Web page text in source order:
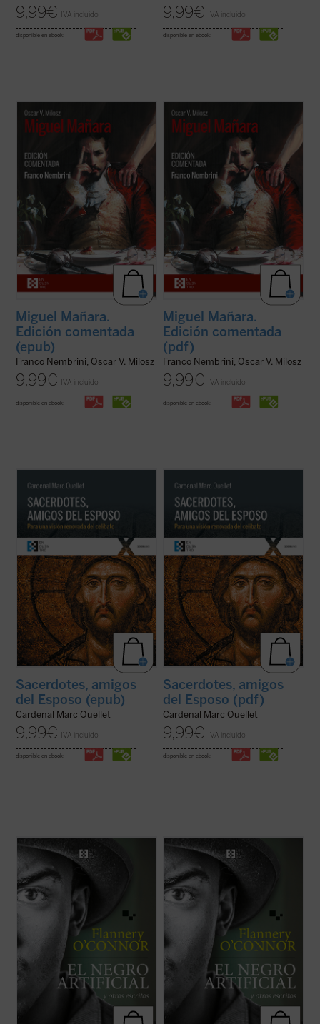
9,99€ IVA incluido
disponible en ebook:
9,99€ IVA incluido
disponible en ebook:
Nembrini, quien bien puede ser a Dante lo
que Harold Bloom a Shakespeare, nos
introduce en el Miguel Mañara de Milosz --
obra basada en el personaje histórico que
inspiró el mito de don Juan-- de forma
apasionada, mostrando cómo en los ...
ficha)
Miguel Mañara.
Edición comentada
(epub)
Franco Nembrini, Oscar V. Milosz
9,99€ IVA incluido
disponible en ebook:
Nembrini, quien bien puede ser a Dante lo
que Harold Bloom a Shakespeare, nos
introduce en el Miguel Mañara de Milosz --
obra basada en el personaje histórico que
inspiró el mito de don Juan-- de forma
apasionada, mostrando cómo en los ...
ficha)
Miguel Mañara.
Edición comentada
(pdf)
Franco Nembrini, Oscar V. Milosz
9,99€ IVA incluido
disponible en ebook:
Obispos reflexiona sobre la renovación
sacerdotal en unos tiempos en los que «los
escándalos, las humillaciones y el desgaste
han sumido al clero en un estado de
vulnerabilidad, si no de desconcierto, ...
Sacerdotes, amigos
del Esposo (epub)
Cardenal Marc Ouellet
9,99€ IVA incluido
disponible en ebook:
Obispos reflexiona sobre la renovación
sacerdotal en unos tiempos en los que «los
escándalos, las humillaciones y el desgaste
han sumido al clero en un estado de
vulnerabilidad, si no de desconcierto, ...
Sacerdotes, amigos
del Esposo (pdf)
Cardenal Marc Ouellet
9,99€ IVA incluido
disponible en ebook:
La presente antología recoge ocho cuentos
representativos y algunos ensayos breves
escritos por Flannery O'Connor en
«Andalusia», la finca familiar en la que vivió
sus últimos años mientras avanzaba su
enfermedad degenerativa. Son historias ...
(ver ficha)
La presente antología recoge ocho cuentos
representativos y algunos ensayos breves
escritos por Flannery O'Connor en
«Andalusia», la finca familiar en la que vivió
sus últimos años mientras avanzaba su
enfermedad degenerativa. Son historias ...
(ver ficha)